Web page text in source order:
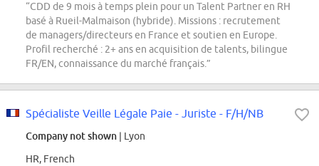
“CDD de 9 mois à temps plein pour un Talent Partner en RH
basé à Rueil-Malmaison (hybride). Missions : recrutement
de managers/directeurs en France et soutien en Europe.
Profil recherché : 2+ ans en acquisition de talents, bilingue
FR/EN, connaissance du marché français.”
Spécialiste Veille Légale Paie - Juriste - F/H/NB
Company not shown | Lyon
HR, French